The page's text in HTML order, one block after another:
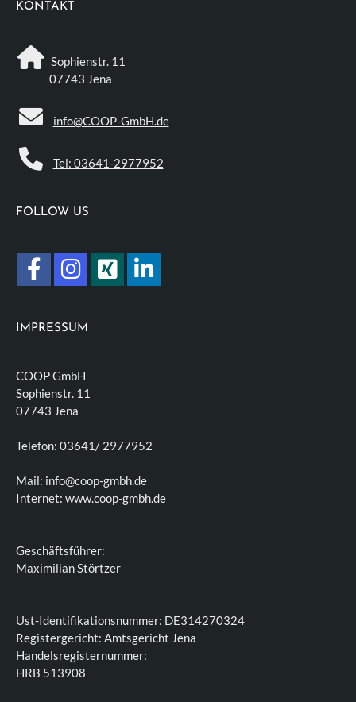
KONTAKT
Sophienstr. 11
07743 Jena
info@COOP-GmbH.de
Tel: 03641-2977952
FOLLOW US
IMPRESSUM
COOP GmbH
Sophienstr. 11
07743 Jena
Telefon: 03641/ 2977952
Mail: info@coop-gmbh.de
Internet: www.coop-gmbh.de
Geschäftsführer:
Maximilian Störtzer
Ust-Identifikationsnummer: DE314270324
Registergericht: Amtsgericht Jena
Handelsregisternummer:
HRB 513908